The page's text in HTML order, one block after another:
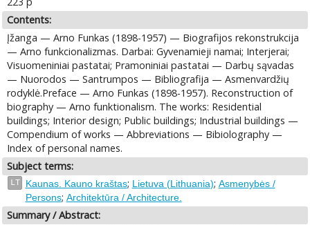
Contents:
Įžanga — Arno Funkas (1898-1957) — Biografijos rekonstrukcija
— Arno funkcionalizmas. Darbai: Gyvenamieji namai; Interjerai;
Visuomeniniai pastatai; Pramoniniai pastatai — Darbų sąvadas
— Nuorodos — Santrumpos — Bibliografija — Asmenvardžių
rodyklė.Preface — Arno Funkas (1898-1957). Reconstruction of
biography — Arno funktionalism. The works: Residential
buildings; Interior design; Public buildings; Industrial buildings —
Compendium of works — Abbreviations — Bibiolography —
Index of personal names.
Subject terms:
LT Kaunas. Kauno kraštas; Lietuva (Lithuania); Asmenybės /
Persons; Architektūra / Architecture.
Summary / Abstract: